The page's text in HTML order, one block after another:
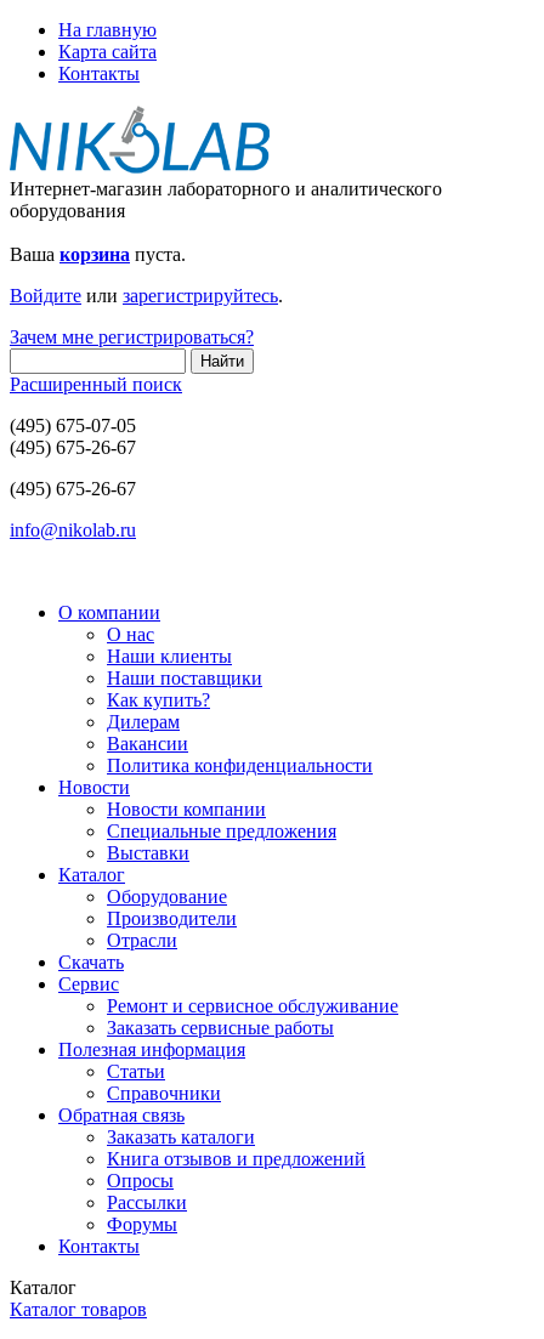
На главную
Карта сайта
Контакты
Интернет-магазин лабораторного и аналитического
оборудования
Ваша корзина пуста.
Войдите или зарегистрируйтесь.
Зачем мне регистрироваться?
Расширенный поиск
(495) 675-07-05
(495) 675-26-67
(495) 675-26-67
info@nikolab.ru
О компании
О нас
Наши клиенты
Наши поставщики
Как купить?
Дилерам
Вакансии
Политика конфиденциальности
Новости
Новости компании
Специальные предложения
Выставки
Каталог
Оборудование
Производители
Отрасли
Скачать
Сервис
Ремонт и сервисное обслуживание
Заказать сервисные работы
Полезная информация
Статьи
Справочники
Обратная связь
Заказать каталоги
Книга отзывов и предложений
Опросы
Рассылки
Форумы
Контакты
Каталог
Каталог товаров